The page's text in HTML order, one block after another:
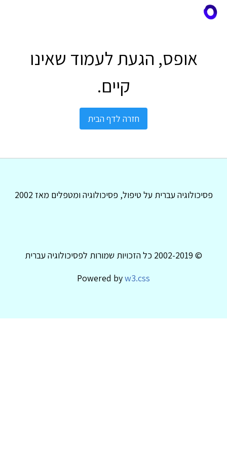
אופס, הגעת לעמוד שאינו
קיים.
חזרה לדף הבית
פסיכולוגיה עברית על טיפול, פסיכולוגיה ומטפלים מאז 2002
© 2002-2019 כל הזכויות שמורות לפסיכולוגיה עברית
Powered byw3.css